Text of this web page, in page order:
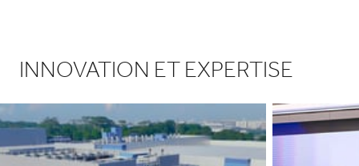
INNOVATION ET EXPERTISE